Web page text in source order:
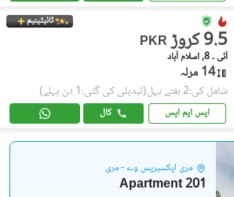
ٹائیٹینیم
PKR 9.5 کروڑ
آئی ۔ 8, اسلام آباد
14 مرلہ
شامل کی:2 ہفتے پہل (تبدیلی کی گئی:1 دن پہلے)
ایس ایم ایس کال
مری ایکسپریس وے - مری
201 Apartment